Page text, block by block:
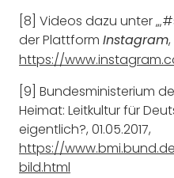
[8] Videos dazu unter
der Plattform Instagram,
https://
[9] Bundesministerium
Heimat: Leitkultur für
eigentlich?, 01.05.2017,
https://
bild.html